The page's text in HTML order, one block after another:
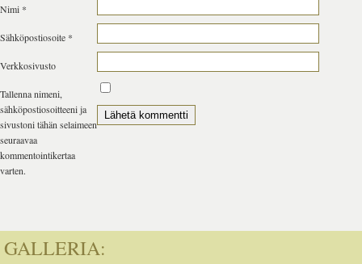
Nimi *
Sähköpostiosoite *
Verkkosivusto
Tallenna nimeni,
sähköpostiosoitteeni ja
sivustoni tähän selaimeen
seuraavaa
kommentointikertaa
varten.
GALLERIA: